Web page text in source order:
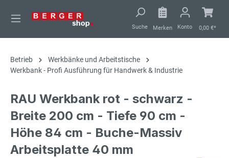
springen
Suche Merken Konto 0,00 €*
Betrieb
Werkbänke und Arbeitstische
Werkbank - Profi Ausführung für Handwerk & Industrie
RAU Werkbank rot - schwarz -
Breite 200 cm - Tiefe 90 cm -
Höhe 84 cm - Buche-Massiv
Arbeitsplatte 40 mm